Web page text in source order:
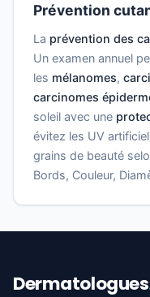
Prévention
La prévention des
Un examen annuel
les mélanomes,
carcinomes
soleil avec une
évitez les UV
grains de beauté
Bords, Couleur,
Dermatologues